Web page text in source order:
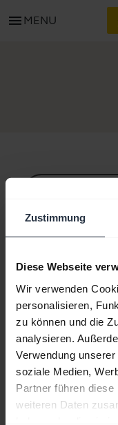
Zustimmung
Diese Webseite
Wir verwenden
personalisieren,
zu können und die
analysieren.
Verwendung
soziale Medien,
Partner führen
weiteren Daten
menu MENU
Häufig